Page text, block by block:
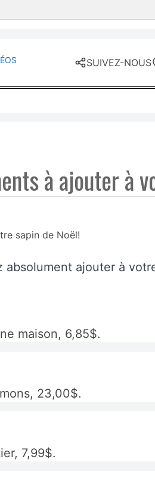
SUIVEZ-NOUS
à ajouter à
ajouter à
maison, 6,85$.
23,00$.
7,99$.